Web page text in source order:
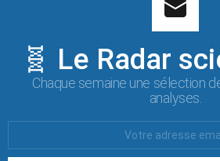
🧬 Le Radar
Chaque semaine une sélection
analyses.
: